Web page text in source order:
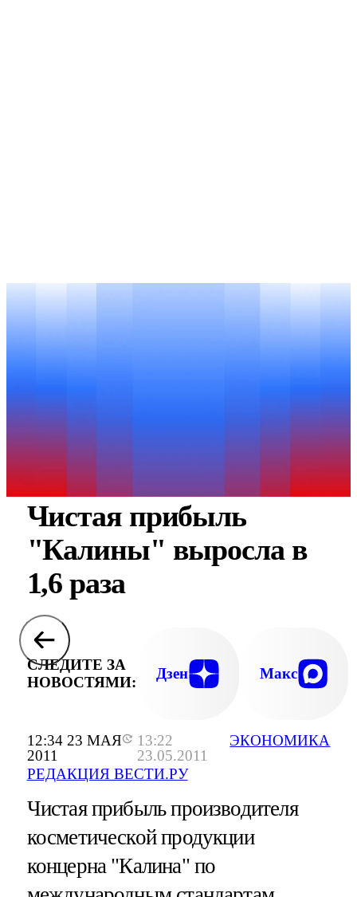
12:34 23 МАЯ
2011
13:22
23.05.2011
РЕДАКЦИЯ ВЕСТИ.РУ
ЭКОНОМИКА
Чистая прибыль
"Калины" выросла в
1,6 раза
СЛЕДИТЕ ЗА
НОВОСТЯМИ:
Дзен Макс
Чистая прибыль производителя
косметической продукции
концерна "Калина" по